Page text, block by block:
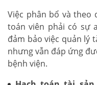
Việc phân bổ và theo
toán viên phải có sự
đảm bảo việc quản lý
nhưng vẫn đáp ứng
bệnh viện.